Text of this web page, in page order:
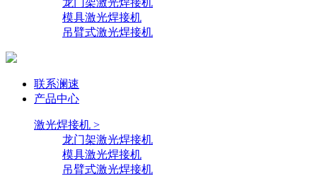
模具激光焊接机
吊臂式激光焊接机
联系澜速
产品中心
激光焊接机 >
龙门架激光焊接机
模具激光焊接机
吊臂式激光焊接机